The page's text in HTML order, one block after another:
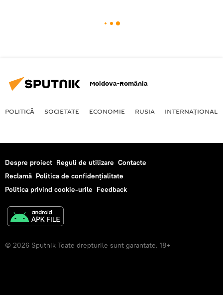
Moldova-România
POLITICĂ SOCIETATE ECONOMIE RUSIA INTERNAŢIONAL
Despre proiect Reguli de utilizare Contacte
Reclamă Politica de confidențialitate
Politica privind cookie-urile Feedback
© 2026 Sputnik Toate drepturile sunt garantate. 18+